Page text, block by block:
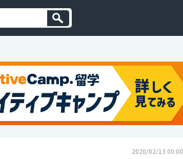
2020/02/13 00:00